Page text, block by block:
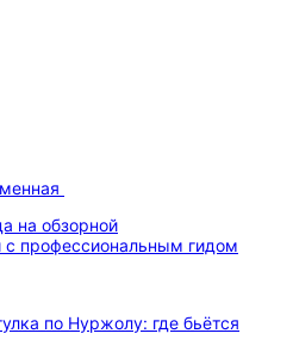
на обзорной
с профессиональным гидом